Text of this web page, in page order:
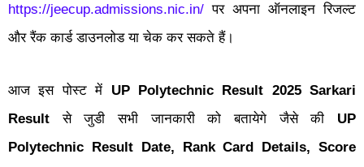
https://jeecup.admissions.nic.in/ पर अपना ऑनलाइन रिजल्ट
और रैंक कार्ड डाउनलोड या चेक कर सकते हैं।
आज इस पोस्ट में UP Polytechnic Result 2025 Sarkari
Resultसे जुडी सभी जानकारी को बतायेगे जैसे की UP
Polytechnic Result Date, Rank Card Details, Score